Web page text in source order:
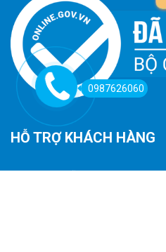
HỖ TRỢ KHÁCH HÀNG
0987626060